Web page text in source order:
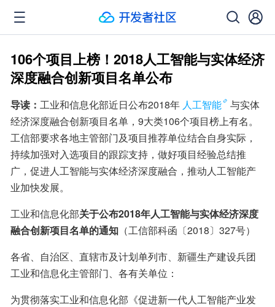
106个项目上榜！2018人工智能与实体经济
深度融合创新项目名单公布
导读： 工业和信息化部近日公布2018年 人工智能
与实体
经济深度融合创新项目名单，9大类106个项目榜上有名。
工信部要求各地主管部门及项目推荐单位结合自身实际，
持续加强对入选项目的跟踪支持，做好项目经验总结推
广，促进人工智能与实体经济深度融合，推动人工智能产
业加快发展。
工业和信息化部关于公布2018年人工智能与实体经济深度
融合创新项目名单的通知 （工信部科函〔2018〕327号）
各省、自治区、直辖市及计划单列市、新疆生产建设兵团
工业和信息化主管部门、各有关单位：
为贯彻落实工业和信息化部《促进新一代人工智能产业发